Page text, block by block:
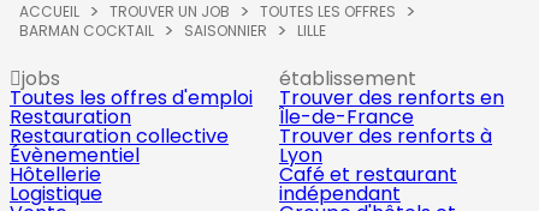
ACCUEIL TROUVER UN JOB
TOUTES LES OFFRES
BARMAN COCKTAIL
SAISONNIER LILLE
jobs
Toutes les offres d'emploi
Restauration
Restauration collective
Évènementiel
Hôtellerie
Logistique
établissement
Trouver des renforts en
Île-de-France
Trouver des renforts à
Lyon
Café et restaurant
indépendant